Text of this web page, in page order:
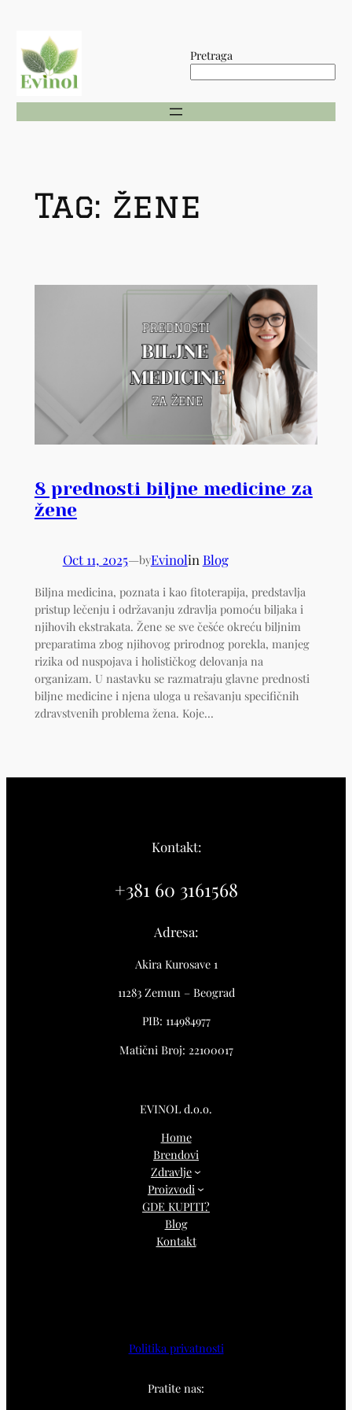
content
Pretraga
Tag: žene
8 prednosti biljne medicine za
žene
Oct 11, 2025—byEvinolin Blog
Biljna medicina, poznata i kao fitoterapija, predstavlja
pristup lečenju i održavanju zdravlja pomoću biljaka i
njihovih ekstrakata. Žene se sve češće okreću biljnim
preparatima zbog njihovog prirodnog porekla, manjeg
rizika od nuspojava i holističkog delovanja na
organizam. U nastavku se razmatraju glavne prednosti
biljne medicine i njena uloga u rešavanju specifičnih
zdravstvenih problema žena. Koje…
Kontakt:
+381 60 3161568
Adresa:
Akira Kurosave 1
11283 Zemun – Beograd
PIB: 114984977
Matični Broj: 22100017
EVINOL d.o.o.
Home
Brendovi
Zdravlje
Proizvodi
GDE KUPITI?
Blog
Kontakt
Politika privatnosti
Pratite nas: